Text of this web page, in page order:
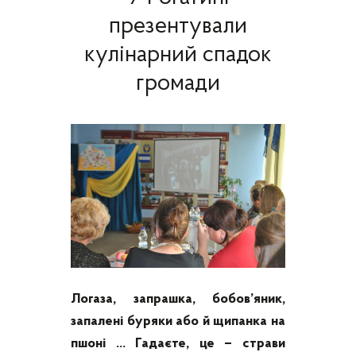
презентували
кулінарний спадок
громади
Логаза, запрашка, бобов’яник,
запалені буряки або й щипанка на
пшоні … Гадаєте, це – страви